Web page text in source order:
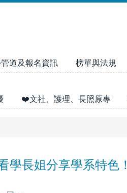
管道及報名資訊 榜單與法規
❤️文社、護理、長照原專
學長姐分享學系特色！